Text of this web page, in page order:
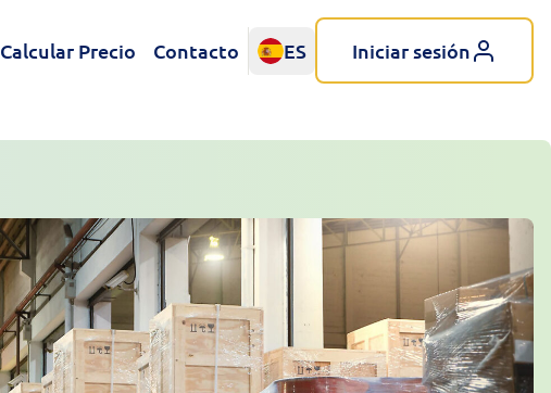
Calcular Precio Contacto ES Iniciar sesión